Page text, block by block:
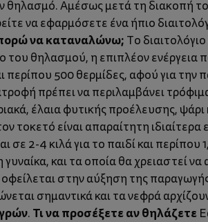
θηλασμό. Αμέσως μετά τη διακοπή
να εφαρμόσετε ένα ήπιο
να καταναλώνω; Το
του θηλασμού, η επιπλέον
περίπου 500 θερμίδες, αφού για
πρέπει να περιλαμβάνει
έλαια φυτικής προέλευσης, ψάρι
τοκετό είναι απαραίτητη ιδιαίτερα
σε 2-4 κιλά για το παιδί και
και τα οποία θα χρειαστεί
οφείλεται στην αύξηση της
σημαντικά και τα νεφρά
. Τι να προσέξετε αν θηλάζετε